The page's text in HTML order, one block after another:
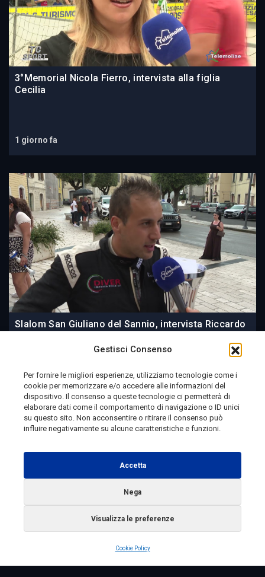
Gestisci Consenso
Per fornire le migliori esperienze, utilizziamo tecnologie come i
cookie per memorizzare e/o accedere alle informazioni del
dispositivo. Il consenso a queste tecnologie ci permetterà di
elaborare dati come il comportamento di navigazione o ID unici
su questo sito. Non acconsentire o ritirare il consenso può
influire negativamente su alcune caratteristiche e funzioni.
Accetta
Nega
Visualizza le preferenze
Cookie Policy
3°Memorial Nicola Fierro, intervista alla figlia
Cecilia
1 giorno fa
Slalom San Giuliano del Sannio, intervista Riccardo
2 giorni fa
Telemolise - reg. Tribunale di Campobasso n. 133 del
10/08/1982 - Direttore Responsabile:MANUELA
Testata Giornalistica Sportiva: reg. Tribunale Di
Campobasso n. 224 del 4/5/1996 - Direttore Responsabile:
ANTONIO DI LALLO
Radio Tele Molise s.r.l. - P.IVA 00213640709